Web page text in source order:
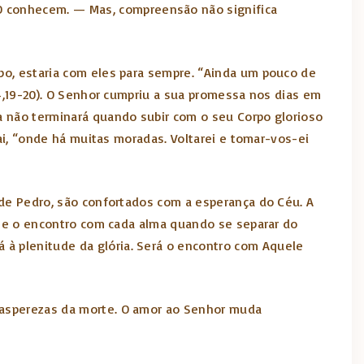
conhecem. — Mas, compreensão não significa
estaria com eles para sempre. “Ainda um pouco de
20). O Senhor cumpriu a sua promessa nos dias em
terminará quando subir com o seu Corpo glorioso
“onde há muitas moradas. Voltarei e tomar-vos-ei
Pedro, são confortados com a esperança do Céu. A
encontro com cada alma quando se separar do
plenitude da glória. Será o encontro com Aquele
da morte. O amor ao Senhor muda